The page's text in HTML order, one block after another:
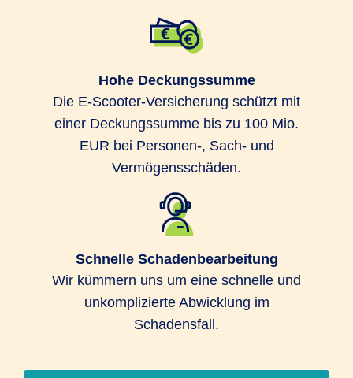
Hohe Deckungssumme
Die E-Scooter-Versicherung schützt mit
einer Deckungssumme bis zu 100 Mio.
EUR bei Personen-, Sach- und
Vermögensschäden.
Schnelle Schadenbearbeitung
Wir kümmern uns um eine schnelle und
unkomplizierte Abwicklung im
Schadensfall.